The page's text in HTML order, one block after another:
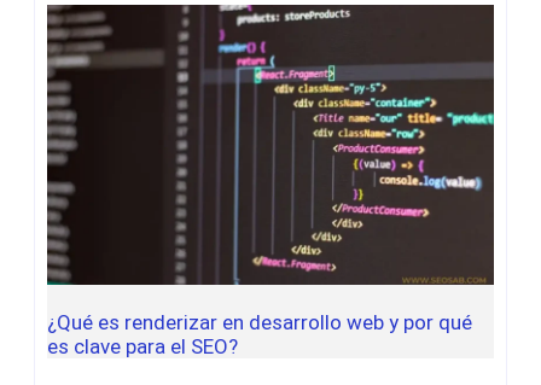
¿Qué es renderizar en desarrollo web y por qué
es clave para el SEO?